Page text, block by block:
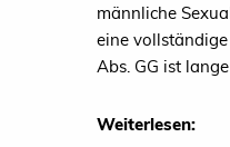
männliche
eine
Abs. GG ist
Weiterlesen: